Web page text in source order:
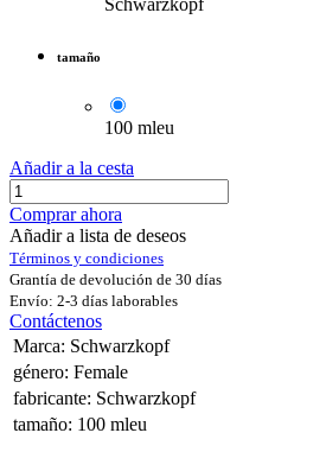
Schwarzkopf
tamaño
100 mleu
Añadir a la cesta
Comprar ahora
Añadir a lista de deseos
Términos y condiciones
Grantía de devolución de 30 días
Envío: 2-3 días laborables
Contáctenos
Marca: Schwarzkopf
género: Female
fabricante: Schwarzkopf
tamaño: 100 mleu